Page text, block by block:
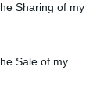
behaviour.
and its
purposes
Sharing of my
Sale of my
de a
és